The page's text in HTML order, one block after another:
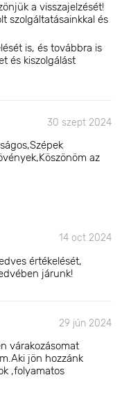
a visszajelzését!
szolgáltatásainkkal és
is, és továbbra is
és kiszolgálást
30 szept 2024
az
14 oct 2024
értékelését,
járunk!
29 jún 2024
várakozásomat
jön hozzánk
,folyamatos